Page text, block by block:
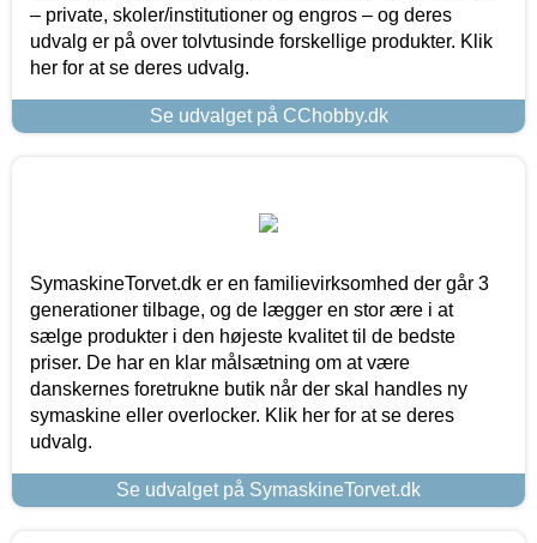
– private, skoler/institutioner og engros – og deres
udvalg er på over tolvtusinde forskellige produkter. Klik
her for at se deres udvalg.
Se udvalget på CChobby.dk
SymaskineTorvet.dk er en familievirksomhed der går 3
generationer tilbage, og de lægger en stor ære i at
sælge produkter i den højeste kvalitet til de bedste
priser. De har en klar målsætning om at være
danskernes foretrukne butik når der skal handles ny
symaskine eller overlocker. Klik her for at se deres
udvalg.
Se udvalget på SymaskineTorvet.dk